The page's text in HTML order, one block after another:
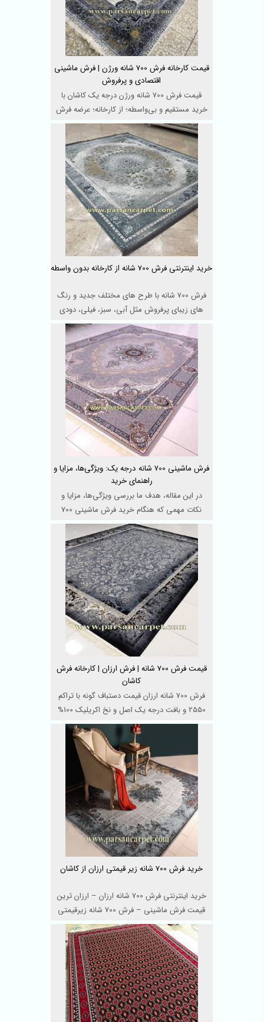
قیمت کارخانه فرش 700 شانه ورژن | فرش ماشینی
اقتصادی و پرفروش
قیمت فرش 700 شانه ورژن درجه یک کاشان با
خرید مستقیم و بی‌واسطه؛ از کارخانه؛ عرضه فرش
ماشینی اقت ...
خرید اینترنتی فرش 700 شانه از کارخانه بدون واسطه
فرش 700 شانه با طرح های مختلف جدید و رنگ
های زیبای پرفروش مثل آبی، سبز، فیلی، دودی
و... در کارخانه ک ...
فرش ماشینی 700 شانه درجه یک: ویژگی‌ها، مزایا و
راهنمای خرید
در این مقاله، هدف ما بررسی ویژگی‌ها، مزایا و
نکات مهمی که هنگام خرید فرش ماشینی 700
شانه درجه ی ...
قیمت فرش 700 شانه | فرش ارزان | کارخانه فرش
کاشان
فرش 700 شانه ارزان قیمت دستباف گونه با تراکم
2550 و بافت درجه یک اصل و نخ اکریلیک 100%
هیت ست شده در ...
خرید فرش 700 شانه زیر قیمتی ارزان از کاشان
خرید اینترنتی فرش 700 شانه ارزان – ارزان ترین
قیمت فرش ماشینی – فرش 700 شانه زیرقیمتی
اص ...